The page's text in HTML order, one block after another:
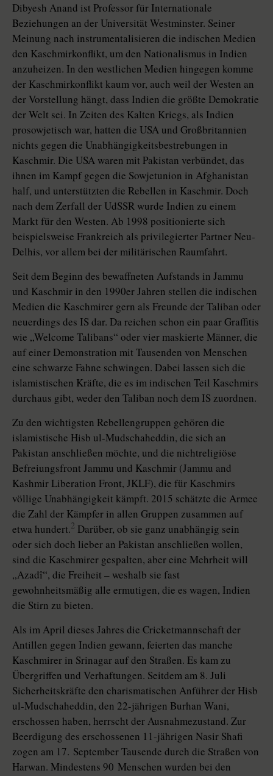
Dibyesh Anand ist Professor für Internationale
Beziehungen an der Universität Westminster. Seiner
Meinung nach instrumentalisieren die indischen Medien
den Kaschmirkonflikt, um den Nationalismus in Indien
anzuheizen. In den westlichen Medien hingegen komme
der Kaschmirkonflikt kaum vor, auch weil der Westen an
der Vorstellung hängt, dass Indien die größte Demokratie
der Welt sei. In Zeiten des Kalten Kriegs, als Indien
prosowjetisch war, hatten die USA und Groß­bri­tan­nien
nichts gegen die Unabhängigkeitsbestrebungen in
Kaschmir. Die USA waren mit Pakistan verbündet, das
ihnen im Kampf gegen die Sowjet­union in Afghanistan
half, und unterstützten die Rebellen in Kaschmir. Doch
nach dem Zerfall der UdSSR wurde Indien zu einem
Markt für den Westen. Ab 1998 positionierte sich
beispielsweise Frankreich als privilegierter Partner Neu-
Delhis, vor allem bei der militärischen Raumfahrt.
Seit dem Beginn des bewaffneten Aufstands in Jammu
und Kaschmir in den 1990er Jahren stellen die indischen
Medien die Kaschmirer gern als Freunde der Taliban oder
neuerdings des IS dar. Da reichen schon ein paar Graffitis
wie „Welcome Talibans“ oder vier maskierte Männer, die
auf einer Demonstration mit Tausenden von Menschen
eine schwarze Fahne schwingen. Dabei lassen sich die
islamistischen Kräfte, die es im indischen Teil Kaschmirs
durchaus gibt, weder den Taliban noch dem IS zuordnen.
Zu den wichtigsten Rebellengruppen gehören die
islamistische Hisb ul-Mudschaheddin, die sich an
Pakistan anschließen möchte, und die nichtreligiöse
Befreiungsfront Jammu und Kaschmir (Jammu and
Kashmir Liberation Front, JKLF), die für Kaschmirs
völlige Unabhängigkeit kämpft. 2015 schätzte die Armee
die Zahl der Kämpfer in allen Gruppen zusammen auf
etwa hundert.2 Darüber, ob sie ganz unabhängig sein
oder sich doch lieber an Pakistan anschließen wollen,
sind die Kaschmirer gespalten, aber eine Mehrheit will
„Azadî“, die Freiheit – weshalb sie fast
gewohnheitsmäßig alle ermutigen, die es wagen, Indien
die Stirn zu bieten.
Als im April dieses Jahres die Cricketmannschaft der
Antillen gegen Indien gewann, feierten das manche
Kaschmirer in Srinagar auf den Straßen. Es kam zu
Übergriffen und Verhaftungen. Seitdem am 8. Juli
Sicherheitskräfte den charismatischen Anführer der Hisb
ul-Mudschaheddin, den 22-jährigen Burhan Wani,
erschossen haben, herrscht der Ausnahmezustand. Zur
Beerdigung des erschossenen 11-jährigen Nasir Shafi
zogen am 17. September Tausende durch die Straßen von
Harwan. Mindestens 90 Menschen wurden bei den